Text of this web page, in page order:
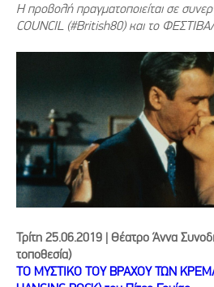
Η προβολή πραγματοποιείται σε
COUNCIL (#British80) και το
Τρίτη 25.06.2019 | Θέατρο Άννα
τοποθεσία)
ΤΟ ΜΥΣΤΙΚΟ ΤΟΥ ΒΡΑΧΟΥ ΤΩΝ